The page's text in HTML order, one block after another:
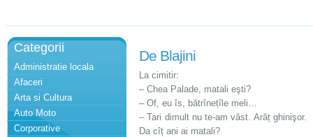
Categorii
Administratie locala
Afaceri
Arta si Cultura
Auto Moto
Corporative
De Blajini
La cimitir:
– Chea Palade, matali eşti?
– Of, eu îs, bătrînețîle meli…
– Tari dimult nu te-am văst. Arăț ghinişor.
Da cîț ani ai matali?